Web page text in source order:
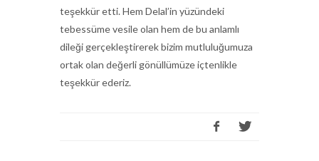
teşekkür etti. Hem Delal’in yüzündeki
tebessüme vesile olan hem de bu anlamlı
dileği gerçekleştirerek bizim mutluluğumuza
ortak olan değerli gönüllümüze içtenlikle
teşekkür ederiz.